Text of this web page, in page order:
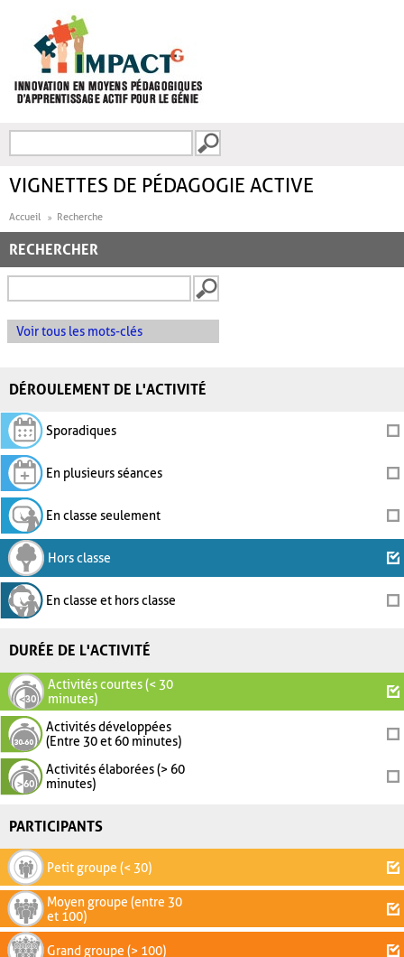
FORMULAIRE DE
VIGNETTES DE PÉDAGOGIE ACTIVE
Accueil Recherche
RECHERCHER
Voir tous les mots-clés
DÉROULEMENT DE L'ACTIVITÉ
Sporadiques
En plusieurs séances
En classe seulement
Hors classe
En classe et hors classe
DURÉE DE L'ACTIVITÉ
Activités courtes (< 30
minutes)
Activités développées
(Entre 30 et 60 minutes)
Activités élaborées (> 60
minutes)
PARTICIPANTS
Petit groupe (< 30)
Moyen groupe (entre 30
et 100)
Grand groupe (> 100)